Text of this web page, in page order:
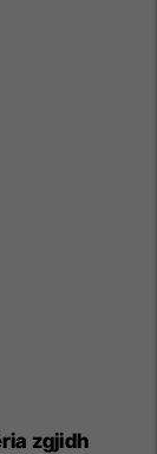
zgjidh